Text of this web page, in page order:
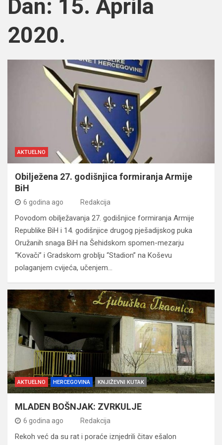
Dan: 15. Aprila
2020.
AKTUELNO
Obilježena 27. godišnjica formiranja Armije
BiH
6 godina ago Redakcija
Povodom obilježavanja 27. godišnjice formiranja Armije
Republike BiH i 14. godišnjice drugog pješadijskog puka
Oružanih snaga BiH na Šehidskom spomen-mezarju
“Kovači” i Gradskom groblju “Stadion” na Koševu
polaganjem cvijeća, učenjem…
AKTUELNO HERCEGOVINA KNJIŽEVNI KUTAK
MLADEN BOŠNJAK: ZVRKULJE
6 godina ago Redakcija
Rekoh već da su rat i poraće iznjedrili čitav ešalon